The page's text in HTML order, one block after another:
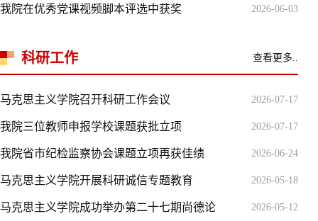
2026-06-03
我院在优秀党课视频脚本评选中获奖
科研工作 查看更多..
2026-07-17
马克思主义学院召开科研工作会议
2026-07-17
我院三位教师申报学校课题获批立项
2026-06-24
我院省市纪检监察协会课题立项再获佳绩
2026-05-18
马克思主义学院开展科研诚信专题教育
2026-05-12
马克思主义学院成功举办第二十七期尚德论